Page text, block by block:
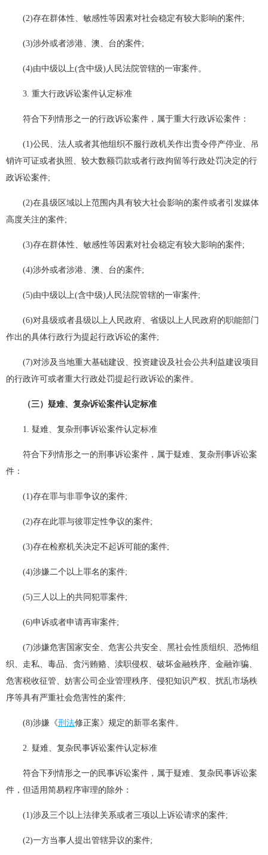
(2)存在群体性、敏感性等因素对社会稳定有较大影响的案件;
(3)涉外或者涉港、澳、台的案件;
(4)由中级以上(含中级)人民法院管辖的一审案件。
3. 重大行政诉讼案件认定标准
符合下列情形之一的行政诉讼案件，属于重大行政诉讼案件：
(1)公民、法人或者其他组织不服行政机关作出责令停产停业、吊
销许可证或者执照、较大数额罚款或者行政拘留等行政处罚决定的行
政诉讼案件;
(2)在县级区域以上范围内具有较大社会影响的案件或者引发媒体
高度关注的案件;
(3)存在群体性、敏感性等因素对社会稳定有较大影响的案件;
(4)涉外或者涉港、澳、台的案件;
(5)由中级以上(含中级)人民法院管辖的一审案件;
(6)对县级或者县级以上人民政府、省级以上人民政府的职能部门
作出的具体行政行为提起行政诉讼的案件;
(7)对涉及当地重大基础建设、投资建设及社会公共利益建设项目
的行政许可或者重大行政处罚提起行政诉讼的案件。
（三）疑难、复杂诉讼案件认定标准
1. 疑难、复杂刑事诉讼案件认定标准
符合下列情形之一的刑事诉讼案件，属于疑难、复杂刑事诉讼案
件：
(1)存在罪与非罪争议的案件;
(2)存在此罪与彼罪定性争议的案件;
(3)存在检察机关决定不起诉可能的案件;
(4)涉嫌二个以上罪名的案件;
(5)三人以上的共同犯罪案件;
(6)申诉或者申请再审案件;
(7)涉嫌危害国家安全、危害公共安全、黑社会性质组织、恐怖组
织、走私、毒品、贪污贿赂、渎职侵权、破坏金融秩序、金融诈骗、
危害税收征管、妨害公司企业管理秩序、侵犯知识产权、扰乱市场秩
序等具有严重社会危害性的案件;
(8)涉嫌《刑法修正案》规定的新罪名案件。
2. 疑难、复杂民事诉讼案件认定标准
符合下列情形之一的民事诉讼案件，属于疑难、复杂民事诉讼案
件，但适用简易程序审理的除外：
(1)涉及三个以上法律关系或者三项以上诉讼请求的案件;
(2)一方当事人提出管辖异议的案件;